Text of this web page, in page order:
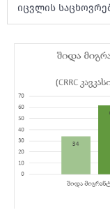
იცვლის